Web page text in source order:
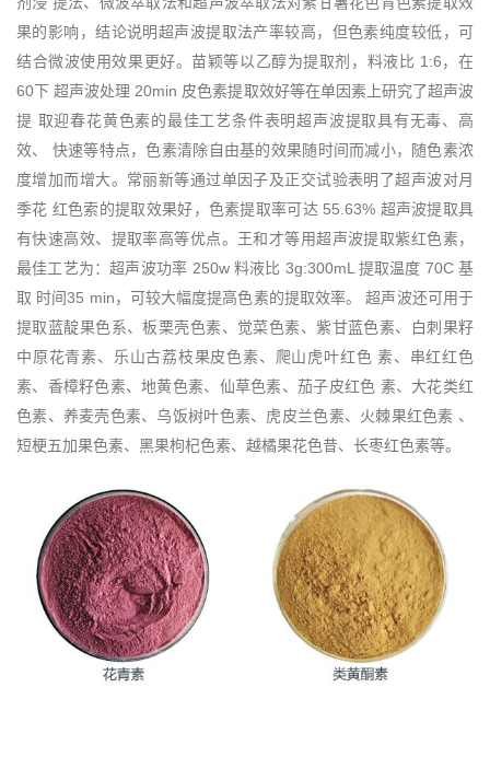
果的影响，结论说明超声波提取法产率较高，但色素纯度较低，可
结合微波使用效果更好。苗颖等以乙醇为提取剂，料液比 1:6，在
60下 超声波处理 20min 皮色素提取效好等在单因素上研究了超声波
提 取迎春花黄色素的最佳工艺条件表明超声波提取具有无毒、高
效、 快速等特点，色素清除自由基的效果随时间而减小，随色素浓
度增加而增大。常丽新等通过单因子及正交试验表明了超声波对月
季花 红色索的提取效果好，色素提取率可达 55.63% 超声波提取具
有快速高效、提取率高等优点。王和才等用超声波提取紫红色素，
最佳工艺为：超声波功率 250w 料液比 3g:300mL 提取温度 70C 基
取 时间35 min，可较大幅度提高色素的提取效率。 超声波还可用于
提取蓝靛果色系、板栗壳色素、觉菜色素、紫甘蓝色素、白刺果籽
中原花青素、乐山古荔枝果皮色素、爬山虎叶红色 素、串红红色
素、香樟籽色素、地黄色素、仙草色素、茄子皮红色 素、大花类红
色素、养麦壳色素、乌饭树叶色素、虎皮兰色素、火棘果红色素 、
短梗五加果色素、黑果枸杞色素、越橘果花色昔、长枣红色素等。